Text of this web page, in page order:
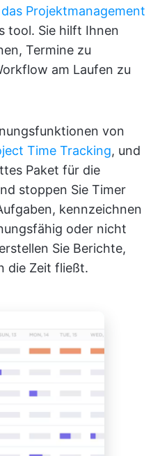
Projektmanagement
tool. Sie hilft Ihnen
Termine zu
am Laufen zu
von
Time Tracking, und
Paket für die
stoppen Sie Timer
kennzeichnen
oder nicht
Sie Berichte,
die Zeit fließt.